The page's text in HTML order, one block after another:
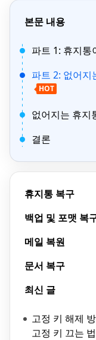
본문 내용
파트 1: 휴지통
파트 2: 없어지
HOT
없어지는 휴지
결론
휴지통 복구
백업 및 포맷 복
메일 복원
문서 복구
최신 글
고정 키 해제
고정 키 끄는 법